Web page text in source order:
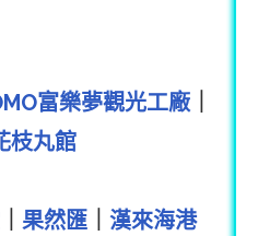
富樂夢觀光工廠｜
枝丸館
果然匯
漢來海港